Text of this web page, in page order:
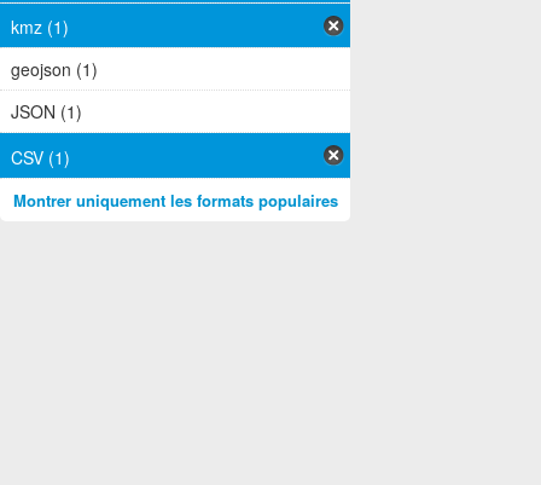
kmz (1)
geojson (1)
JSON (1)
CSV (1)
Montrer uniquement les formats populaires